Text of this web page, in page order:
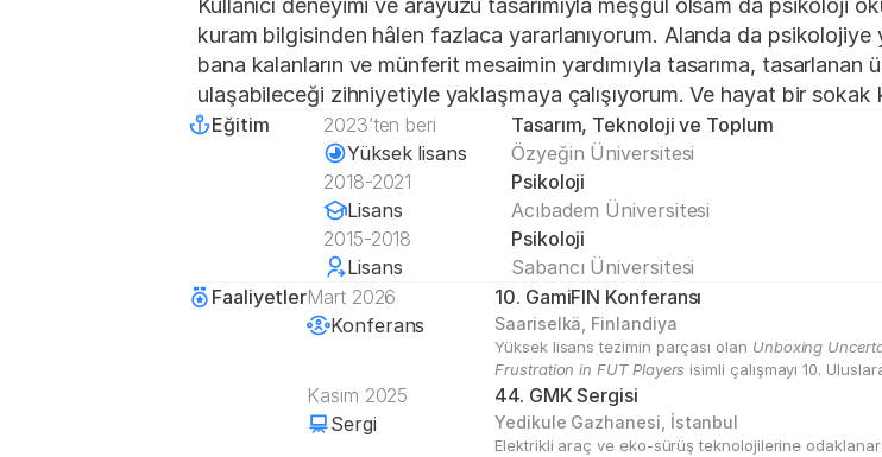
Kullanıcı deneyimi ve arayüzü tasarımıyla meşgul olsam da psikoloji
kuram bilgisinden hâlen fazlaca yararlanıyorum. Alanda da
bana kalanların ve münferit mesaimin yardımıyla tasarıma,
ulaşabileceği zihniyetiyle yaklaşmaya çalışıyorum. Ve hayat bir
Eğitim
2023’ten beri
Yüksek lisans
Tasarım, Teknoloji ve Toplum
Özyeğin Üniversitesi
2018-2021
Lisans
Psikoloji
Acıbadem Üniversitesi
2015-2018
Lisans
Psikoloji
Sabancı Üniversitesi
FaaliyetlerMart 2026
Konferans
10. GamiFIN Konferansı
Saariselkä, Finlandiya
Yüksek lisans tezimin parçası olan Unboxing
Frustration in FUT Players isimli çalışmayı 10.
Kasım 2025
Sergi
44. GMK Sergisi
Yedikule Gazhanesi, İstanbul
Elektrikli araç ve eko-sürüş teknolojilerine